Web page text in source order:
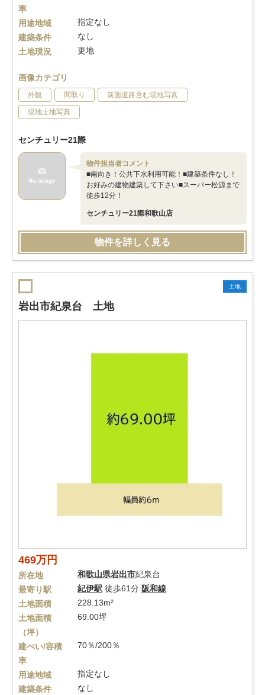
率
用途地域
指定なし
建築条件
なし
土地現況
更地
画像カテゴリ
外観 間取り 前面道路含む現地写真
現地土地写真
センチュリー21際
物件担当者コメント
■南向き！公共下水利用可能！■建築条件なし！
お好みの建物建築して下さい■スーパー松源まで
徒歩12分！
センチュリー21際和歌山店
物件を詳しく見る
土地
岩出市紀泉台 土地
469万円
所在地 和歌山県岩出市紀泉台
最寄り駅
紀伊駅 徒歩61分 阪和線
土地面積
228.13m²
土地面積
（坪）
69.00坪
建ぺい/容積
率
70％/200％
用途地域
指定なし
建築条件
なし